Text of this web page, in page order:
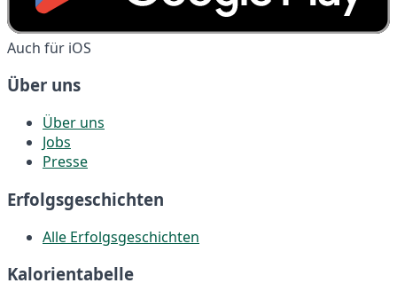
Auch für iOS
Über uns
Über uns
Jobs
Presse
Erfolgsgeschichten
Alle Erfolgsgeschichten
Kalorientabelle